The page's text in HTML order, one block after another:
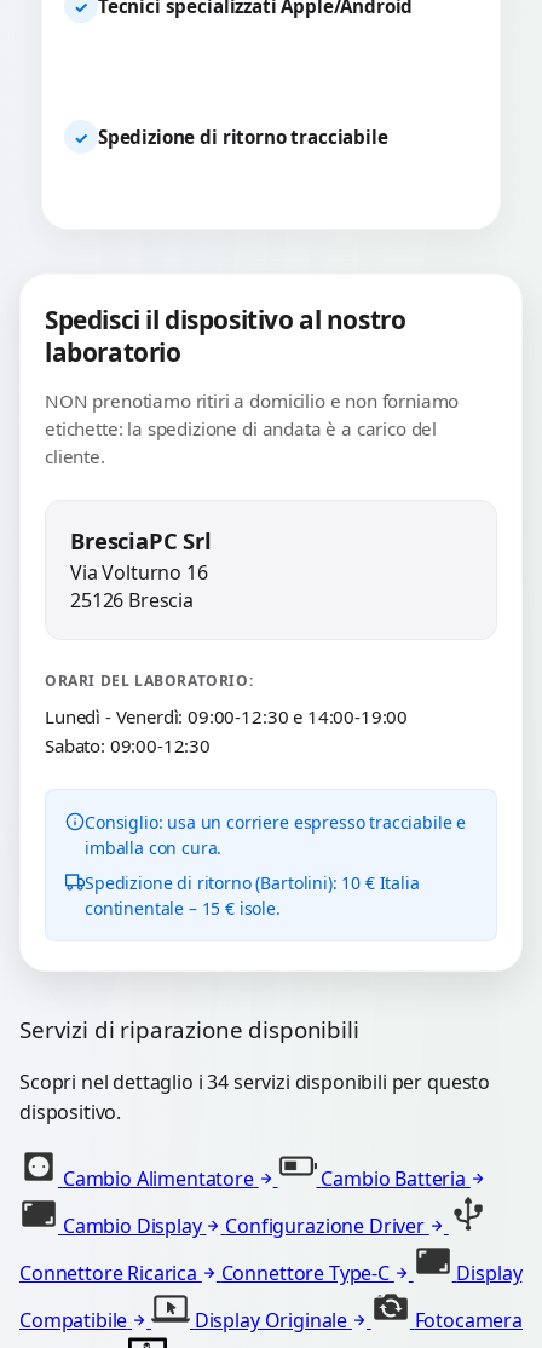
✓ Tecnici specializzati Apple/Android
✓ Spedizione di ritorno tracciabile
Spedisci il dispositivo al nostro
laboratorio
NON prenotiamo ritiri a domicilio e non forniamo
etichette: la spedizione di andata è a carico del
cliente.
BresciaPC Srl
Via Volturno 16
25126 Brescia
ORARI DEL LABORATORIO:
Lunedì - Venerdì: 09:00-12:30 e 14:00-19:00
Sabato: 09:00-12:30
Consiglio: usa un corriere espresso tracciabile e
imballa con cura.
Spedizione di ritorno (Bartolini): 10 € Italia
continentale – 15 € isole.
Servizi di riparazione disponibili
Scopri nel dettaglio i 34 servizi disponibili per questo
dispositivo.
Cambio Alimentatore
Cambio Batteria
Cambio Display
Configurazione Driver
Connettore Ricarica
Connettore Type-C
Display
Compatibile
Display Originale
Fotocamera